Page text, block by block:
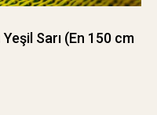
Sarı (En 150 cm